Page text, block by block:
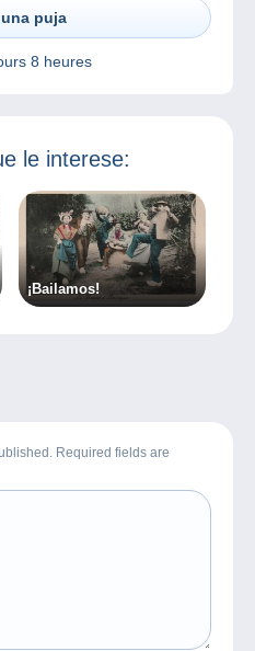
puja
8 heures
le interese:
¡Bailamos!
Required fields are